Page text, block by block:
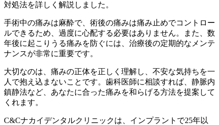
対処法を詳しく解説しました。
手術中の痛みは麻酔で、術後の痛みは痛み止めでコントロー
ルできるため、過度に心配する必要はありません。また、数
年後に起こりうる痛みを防ぐには、治療後の定期的なメンテ
ナンスが非常に重要です。
大切なのは、痛みの正体を正しく理解し、不安な気持ちを一
人で抱え込まないことです。歯科医師に相談すれば、静脈内
鎮静法など、あなたに合った痛みを和らげる方法を提案して
くれます。
C&Cナカイデンタルクリニックは、インプラントで25年以